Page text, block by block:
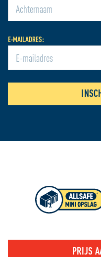
E-MAILADRES:
PRIJS